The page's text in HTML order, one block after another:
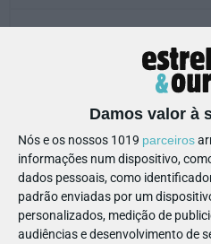
Damos valor à
Nós e os nossos 1019 parceiros
informações num dispositivo,
dados pessoais, como
padrão enviadas por um
personalizados, medição de
audiências e desenvolvimento de
PARTILHAR ESTE ARTIGO
Também lhe pode